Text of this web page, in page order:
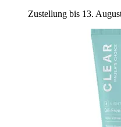
Zustellung bis 13.